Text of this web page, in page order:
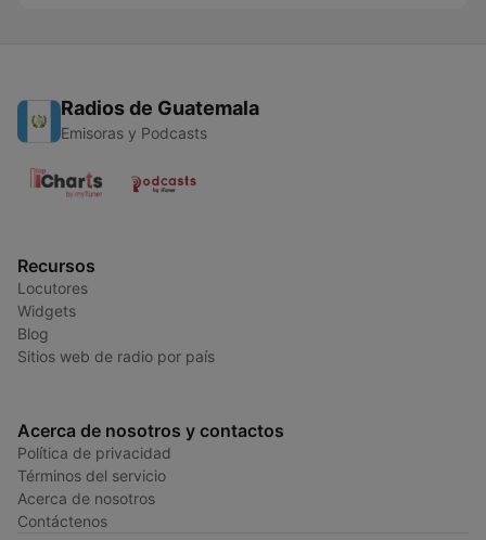
Radios de Guatemala
Emisoras y Podcasts
Recursos
Locutores
Widgets
Blog
Sitios web de radio por país
Acerca de nosotros y contactos
Política de privacidad
Términos del servicio
Acerca de nosotros
Contáctenos